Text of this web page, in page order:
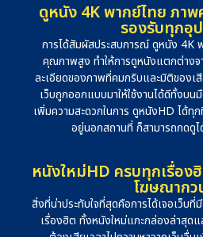
ดูหนัง 4K พากย์ไทย ภา
รองรับทุกอุ
การได้สัมผัสประสบการณ์ ดูหนัง 4K
คุณภาพสูง ทำให้การดูหนังแตกต่างจ
ละเอียดของภาพที่คมกริบและมิติของเ
เว็บถูกออกแบบมาให้ใช้งานได้ดีทั้งบ
เพิ่มความสะดวกในการ ดูหนังHD ได้ทุ
อยู่นอกสถานที่ ก็สามารถกดดู
หนังใหม่HD ครบทุกเรื่อง
โฆษณากว
สิ่งที่น่าประทับใจที่สุดคือการได้เจอเว็บ
เรื่องฮิต ทั้งหนังใหม่แกะกล่องล่าสุดแ